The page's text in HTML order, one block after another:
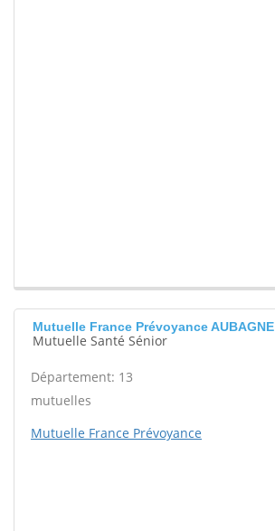
Mutuelle France Prévoyance AUBAGNE
Mutuelle Santé Sénior
Département: 13
mutuelles
Mutuelle France Prévoyance